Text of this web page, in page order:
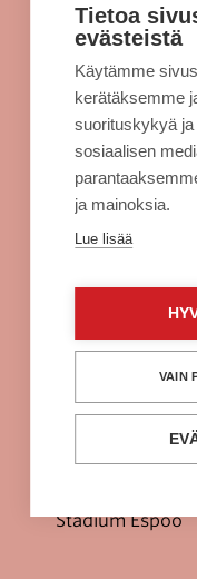
Jellonaparkki
Kulkuyhteydet
Rekisteriseloste
Evästeet
Sellon intra
Alko Espoo
Citymarket
Clas Ohlson
Fuku Supreme
H&M Espoo
Stadium Espoo
Tietoa
evästeistä
Käytämme
kerätäksemme
suorituskykyä
sosiaalisen
ja mainoksia.
Lue lisää
VAIN